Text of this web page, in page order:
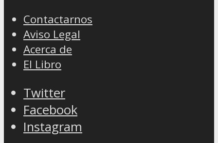
Contactarnos
Aviso Legal
Acerca de
El Libro
Twitter
Facebook
Instagram